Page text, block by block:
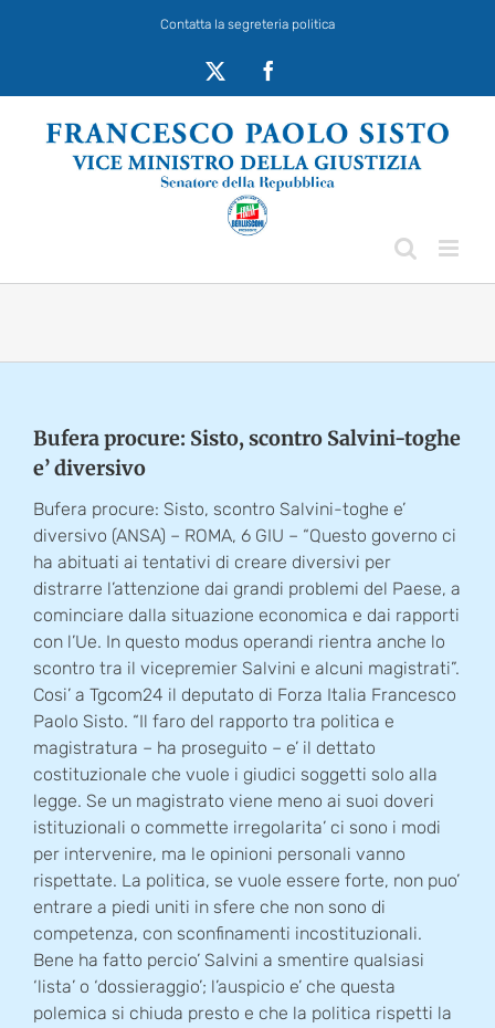
Contatta la segreteria politica
Bufera procure: Sisto, scontro Salvini-toghe
e’ diversivo
Bufera procure: Sisto, scontro Salvini-toghe e’
diversivo (ANSA) – ROMA, 6 GIU – “Questo governo ci
ha abituati ai tentativi di creare diversivi per
distrarre l’attenzione dai grandi problemi del Paese, a
cominciare dalla situazione economica e dai rapporti
con l’Ue. In questo modus operandi rientra anche lo
scontro tra il vicepremier Salvini e alcuni magistrati”.
Cosi’ a Tgcom24 il deputato di Forza Italia Francesco
Paolo Sisto. “Il faro del rapporto tra politica e
magistratura – ha proseguito – e’ il dettato
costituzionale che vuole i giudici soggetti solo alla
legge. Se un magistrato viene meno ai suoi doveri
istituzionali o commette irregolarita’ ci sono i modi
per intervenire, ma le opinioni personali vanno
rispettate. La politica, se vuole essere forte, non puo’
entrare a piedi uniti in sfere che non sono di
competenza, con sconfinamenti incostituzionali.
Bene ha fatto percio’ Salvini a smentire qualsiasi
‘lista’ o ‘dossieraggio’; l’auspicio e’ che questa
polemica si chiuda presto e che la politica rispetti la